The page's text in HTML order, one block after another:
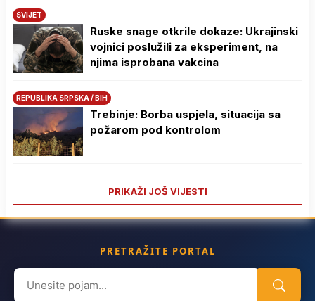
SVIJET
Ruske snage otkrile dokaze: Ukrajinski
vojnici poslužili za eksperiment, na
njima isprobana vakcina
REPUBLIKA SRPSKA / BIH
Trebinje: Borba uspjela, situacija sa
požarom pod kontrolom
PRIKAŽI JOŠ VIJESTI
PRETRAŽITE PORTAL
Search
for: